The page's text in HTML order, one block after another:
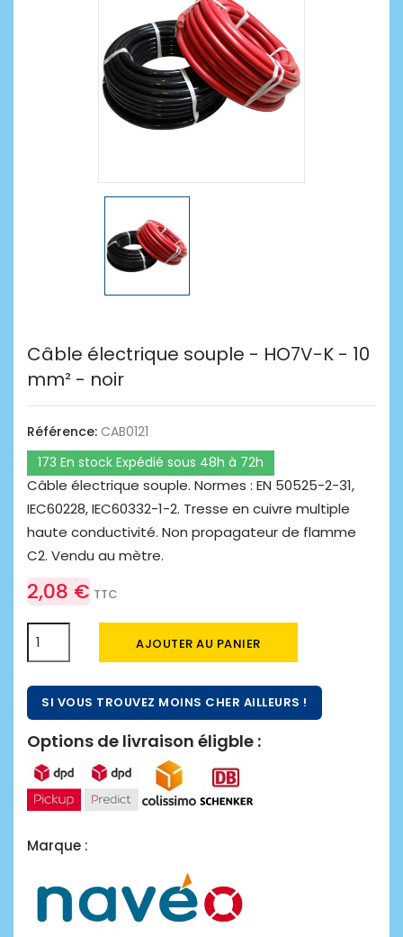
Câble électrique souple - HO7V-K - 10
mm² - noir
Référence: CAB0121
173 En stock Expédié sous 48h à 72h
Câble électrique souple. Normes : EN 50525-2-31,
IEC60228, IEC60332-1-2. Tresse en cuivre multiple
haute conductivité. Non propagateur de flamme
C2. Vendu au mètre.
2,08 € TTC
AJOUTER AU PANIER
SI VOUS TROUVEZ MOINS CHER AILLEURS !
Options de livraison éligble :
Marque :